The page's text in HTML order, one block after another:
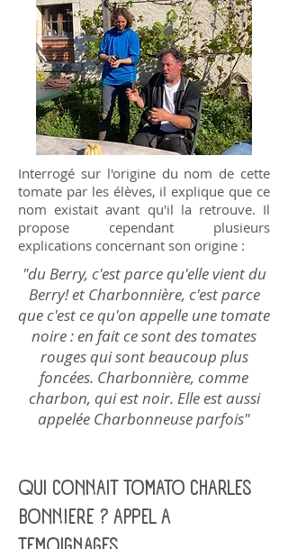
Interrogé sur l'origine du nom de cette
tomate par les élèves, il explique que ce
nom existait avant qu'il la retrouve. Il
propose cependant plusieurs
explications concernant son origine :
"du Berry, c'est parce qu'elle vient du
Berry! et Charbonnière, c'est parce
que c'est ce qu'on appelle une tomate
noire : en fait ce sont des tomates
rouges qui sont beaucoup plus
foncées. Charbonnière, comme
charbon, qui est noir. Elle est aussi
appelée Charbonneuse parfois"
QUI CONNAIT TOMATO CHARLES
BONNIERE ? APPEL A